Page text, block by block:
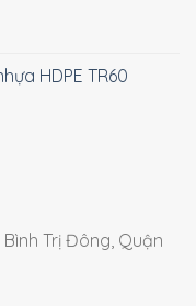
HDPE TR60
Trị Đông, Quận